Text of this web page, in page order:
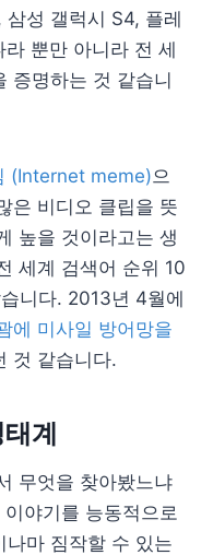
성 갤럭시 S4, 플레
뿐만 아니라 전 세
증명하는 것 같습니
(Internet meme)으
은 비디오 클립을 뜻
높을 것이라고는 생
세계 검색어 순위 10
습니다. 2013년 4월에
에 미사일 방어망을
것 같습니다.
계
무엇을 찾아봤느냐
야기를 능동적으로
나마 짐작할 수 있는